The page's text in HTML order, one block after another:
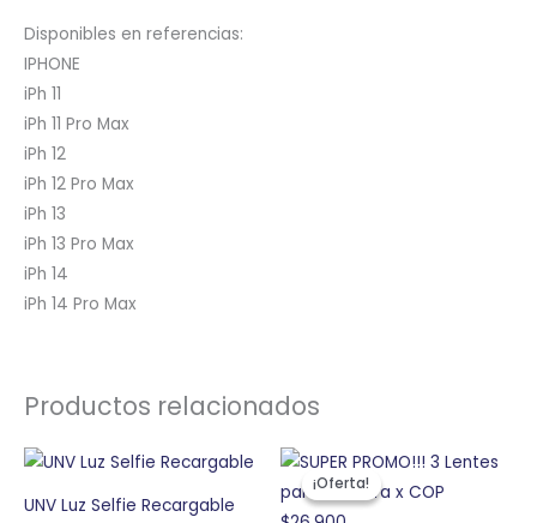
Disponibles en referencias:
IPHONE
iPh 11
iPh 11 Pro Max
iPh 12
iPh 12 Pro Max
iPh 13
iPh 13 Pro Max
iPh 14
iPh 14 Pro Max
Productos relacionados
UNV Luz Selfie Recargable
¡Oferta!
¡Oferta!
El
precio
original
era:
El
precio
actual